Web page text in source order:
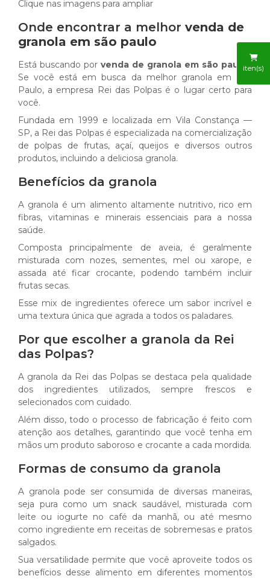
iten(s)
Clique nas imagens para ampliar
Onde encontrar a melhor venda de
granola em são paulo
Está buscando por venda de granola em são paulo?
Se você está em busca da melhor granola em São
Paulo, a empresa Rei das Polpas é o lugar certo para
você.
Fundada em 1999 e localizada em Vila Constança —
SP, a Rei das Polpas é especializada na comercialização
de polpas de frutas, açaí, queijos e diversos outros
produtos, incluindo a deliciosa granola.
Benefícios da granola
A granola é um alimento altamente nutritivo, rico em
fibras, vitaminas e minerais essenciais para a nossa
saúde.
Composta principalmente de aveia, é geralmente
misturada com nozes, sementes, mel ou xarope, e
assada até ficar crocante, podendo também incluir
frutas secas.
Esse mix de ingredientes oferece um sabor incrível e
uma textura única que agrada a todos os paladares.
Por que escolher a granola da Rei
das Polpas?
A granola da Rei das Polpas se destaca pela qualidade
dos ingredientes utilizados, sempre frescos e
selecionados com cuidado.
Além disso, todo o processo de fabricação é feito com
atenção aos detalhes, garantindo que você tenha em
mãos um produto saboroso e crocante a cada mordida.
Formas de consumo da granola
A granola pode ser consumida de diversas maneiras,
seja pura como um snack saudável, misturada com
leite ou iogurte no café da manhã, ou até mesmo
como ingrediente em receitas de sobremesas e pratos
salgados.
Sua versatilidade permite que você aproveite todos os
benefícios desse alimento em diferentes momentos